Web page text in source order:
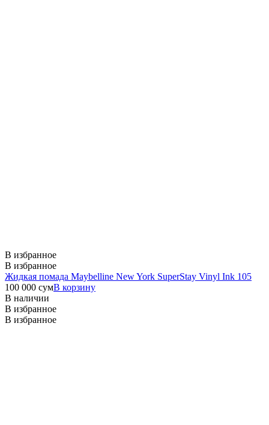
В избранное
В избранное
Жидкая помада Maybelline New York SuperStay Vinyl Ink 105
100 000 сумВ корзину
В наличии
В избранное
В избранное